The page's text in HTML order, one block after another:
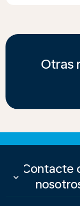
Otras
Contacte
keyboard_arrow_down